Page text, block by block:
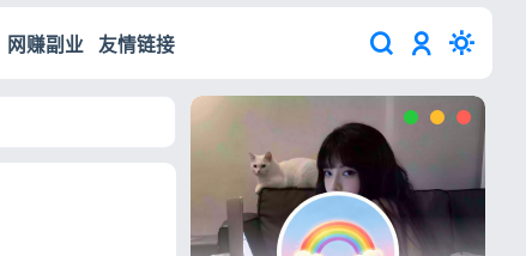
网赚副业 友情链接